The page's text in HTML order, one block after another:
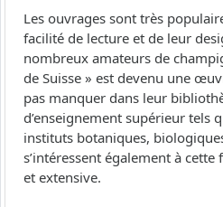
Les ouvrages sont très
facilité de lecture et de leur
nombreux amateurs de
de Suisse » est devenu une
pas manquer dans leur
d’enseignement supérieur tels
instituts botaniques,
s’intéressent également à
et extensive.